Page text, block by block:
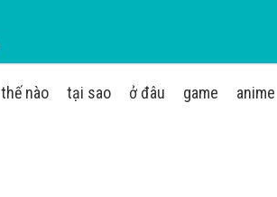
thế nào tại sao ở đâu game anime